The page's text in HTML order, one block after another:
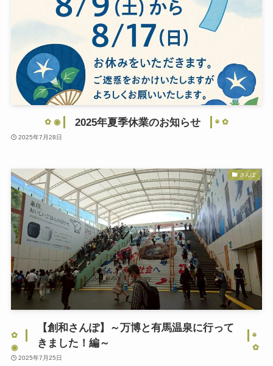
2025年夏季休業のお知らせ
2025年7月28日
さんぽ
【創和さんぽ】～万博と有馬温泉に行って
きました！編～
2025年7月25日